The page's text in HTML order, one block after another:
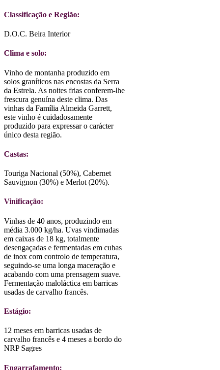
Classificação e Região:
D.O.C. Beira Interior
Clima e solo:
Vinho de montanha produzido em
solos graníticos nas encostas da Serra
da Estrela. As noites frias conferem-lhe
frescura genuína deste clima. Das
vinhas da Família Almeida Garrett,
este vinho é cuidadosamente
produzido para expressar o carácter
único desta região.
Castas:
Touriga Nacional (50%), Cabernet
Sauvignon (30%) e Merlot (20%).
Vinificação:
Vinhas de 40 anos, produzindo em
média 3.000 kg/ha. Uvas vindimadas
em caixas de 18 kg, totalmente
desengaçadas e fermentadas em cubas
de inox com controlo de temperatura,
seguindo-se uma longa maceração e
acabando com uma prensagem suave.
Fermentação maloláctica em barricas
usadas de carvalho francês.
Estágio:
12 meses em barricas usadas de
carvalho francês e 4 meses a bordo do
NRP Sagres
Engarrafamento: